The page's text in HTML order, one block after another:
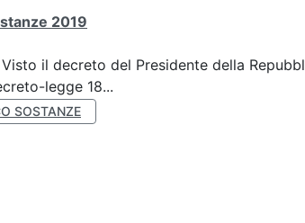
2019
il decreto del Presidente della
legge 18...
SOSTANZE